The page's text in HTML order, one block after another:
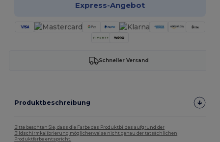
Express-Angebot
Schneller Versand
Produktbeschreibung
Bitte beachten Sie, dass die Farbe des Produktbildes aufgrund der
Bildschirmkalibrierung möglicherweise nicht genau der tatsächlichen
Produktfarbe entspricht.